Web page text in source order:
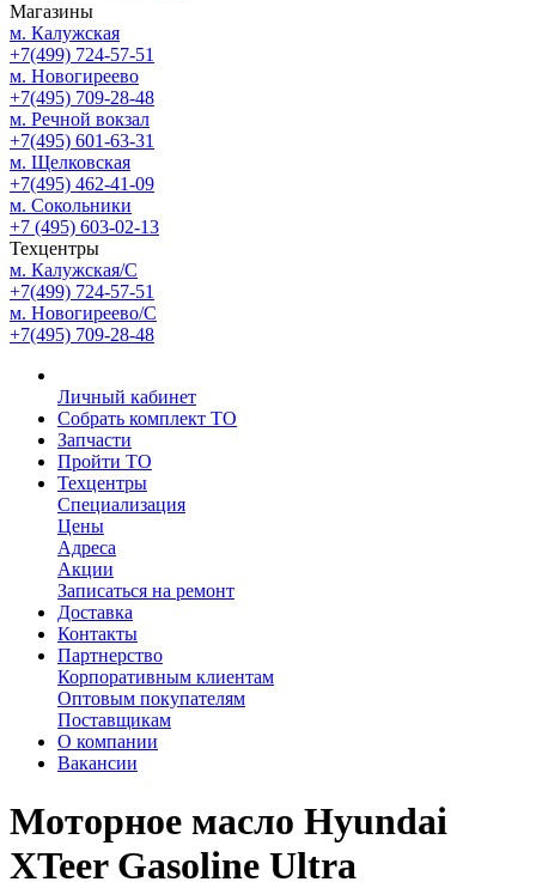
Магазины
м. Калужская
+7(499) 724-57-51
м. Новогиреево
+7(495) 709-28-48
м. Речной вокзал
+7(495) 601-63-31
м. Щелковская
+7(495) 462-41-09
м. Сокольники
+7 (495) 603-02-13
Техцентры
м. Калужская/С
+7(499) 724-57-51
м. Новогиреево/С
+7(495) 709-28-48
Личный кабинет
Собрать комплект ТО
Запчасти
Пройти ТО
Техцентры
Специализация
Цены
Адреса
Акции
Записаться на ремонт
Доставка
Контакты
Партнерство
Корпоративным клиентам
Оптовым покупателям
Поставщикам
О компании
Вакансии
Моторное масло Hyundai
XTeer Gasoline Ultra